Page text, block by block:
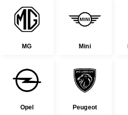
MG Mini
Opel Peugeot